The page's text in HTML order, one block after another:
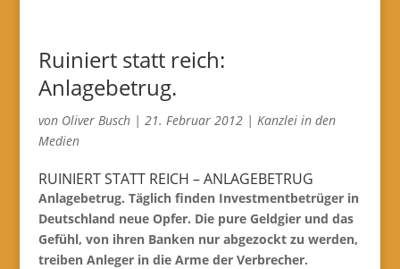
Ruiniert statt reich:
Anlagebetrug.
von Oliver Busch| 21. Februar 2012| Kanzlei in den
Medien
RUINIERT STATT REICH – ANLAGEBETRUG
Anlagebetrug. Täglich finden Investmentbetrüger in
Deutschland neue Opfer. Die pure Geldgier und das
Gefühl, von ihren Banken nur abgezockt zu werden,
treiben Anleger in die Arme der Verbrecher.